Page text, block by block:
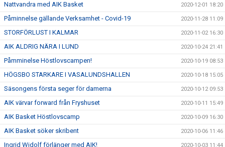
Nattvandra med AIK Basket 2020-12-01 18:20
Påminnelse gällande Verksamhet - Covid-19 2020-11-28 11:09
STORFÖRLUST I KALMAR 2020-11-02 16:30
AIK ALDRIG NÄRA I LUND 2020-10-24 21:41
Påmminelse Höstlovscampen! 2020-10-19 08:53
HÖGSBO STARKARE I VASALUNDSHALLEN 2020-10-18 15:05
Säsongens första seger för damerna 2020-10-12 09:53
AIK värvar forward från Fryshuset 2020-10-11 15:49
AIK Basket Höstlovscamp 2020-10-09 16:30
AIK Basket söker skribent 2020-10-06 11:46
Ingrid Widolf förlänger med AIK! 2020-10-03 11:44